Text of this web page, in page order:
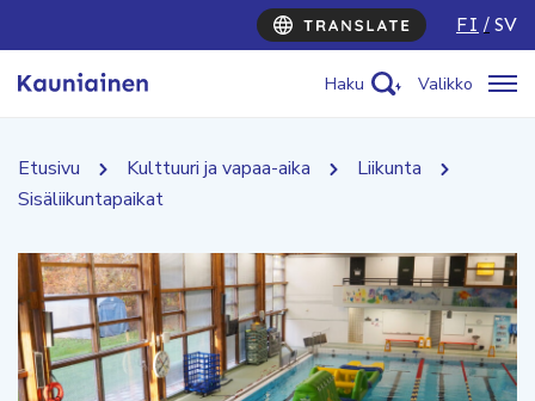
FI SV
Haku Valikko
Etusivu Kulttuuri ja vapaa-aika
Liikunta
Sisäliikuntapaikat